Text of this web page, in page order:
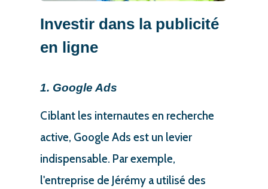
Investir dans la publicité
en ligne
1. Google Ads
Ciblant les internautes en recherche
active, Google Ads est un levier
indispensable. Par exemple,
l'entreprise de Jérémy a utilisé des